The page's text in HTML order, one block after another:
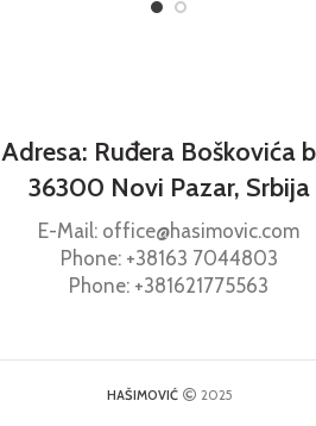
Adresa: Ruđera Boškovića
36300 Novi Pazar, Srbija
E-Mail: office@hasimovic.com
Phone: +38163 7044803
Phone: +381621775563
HAŠIMOVIĆ 2025